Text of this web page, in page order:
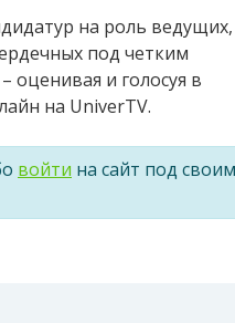
на роль
под четким
оценивая и голосуя в
на UniverTV.
войти на сайт под своим